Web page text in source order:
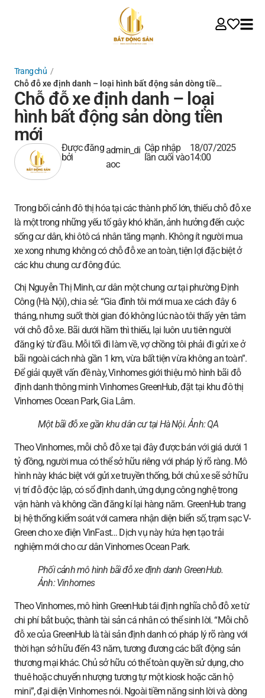
Trang chủ /
Chỗ đỗ xe định danh – loại hình bất động sản dòng tiề…
Chỗ đỗ xe định danh – loại
hình bất động sản dòng tiền
mới
Được đăng
bởi
admin_di
aoc
Cập nhập
lần cuối vào
18/07/2025
14:00
Trong bối cảnh đô thị hóa tại các thành phố lớn, thiếu chỗ đỗ xe
là một trong những yếu tố gây khó khăn, ảnh hưởng đến cuộc
sống cư dân, khi ôtô cá nhân tăng mạnh. Không ít người mua
xe xong nhưng không có chỗ đỗ xe an toàn, tiện lợi đặc biệt ở
các khu chung cư đông đúc.
Chị Nguyễn Thị Minh, cư dân một chung cư tại phường Định
Công (Hà Nội), chia sẻ: “Gia đình tôi mới mua xe cách đây 6
tháng, nhưng suốt thời gian đó không lúc nào tôi thấy yên tâm
với chỗ đỗ xe. Bãi dưới hầm thì thiếu, lại luôn ưu tiên người
đăng ký từ đầu. Mỗi tối đi làm về, vợ chồng tôi phải đi gửi xe ở
bãi ngoài cách nhà gần 1 km, vừa bất tiện vừa không an toàn”.
Để giải quyết vấn đề này, Vinhomes giới thiệu mô hình bãi đỗ
định danh thông minh Vinhomes GreenHub, đặt tại khu đô thị
Vinhomes Ocean Park, Gia Lâm.
Một bãi đỗ xe gần khu dân cư tại Hà Nội. Ảnh:QA
Theo Vinhomes, mỗi chỗ đỗ xe tại đây được bán với giá dưới 1
tỷ đồng, người mua có thể sở hữu riêng với pháp lý rõ ràng. Mô
hình này khác biệt với gửi xe truyền thống, bởi chủ xe sẽ sở hữu
vị trí đỗ độc lập, có sổ định danh, ứng dụng công nghệ trong
vận hành và không cần đăng kí lại hàng năm. GreenHub trang
bị hệ thống kiểm soát với camera nhận diện biển số, trạm sạc V-
Green cho xe điện VinFast… Dịch vụ này hứa hẹn tạo trải
nghiệm mới cho cư dân Vinhomes Ocean Park.
Phối cảnh mô hình bãi đỗ xe định danh GreenHub.
Ảnh:Vinhomes
Theo Vinhomes, mô hình GreenHub tái định nghĩa chỗ đỗ xe từ
chi phí bắt buộc, thành tài sản cá nhân có thể sinh lời. “Mỗi chỗ
đỗ xe của GreenHub là tài sản định danh có pháp lý rõ ràng với
thời hạn sở hữu đến 43 năm, tương đương các bất động sản
thương mại khác. Chủ sở hữu có thể toàn quyền sử dụng, cho
thuê hoặc chuyển nhượng tương tự một kiosk hoặc căn hộ
mini”, đại diện Vinhomes nói. Ngoài tiềm năng sinh lời và dòng